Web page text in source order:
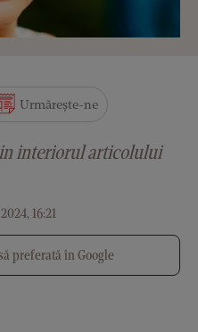
16:21
Urmărește-ne
in interiorul articolului
preferată în Google